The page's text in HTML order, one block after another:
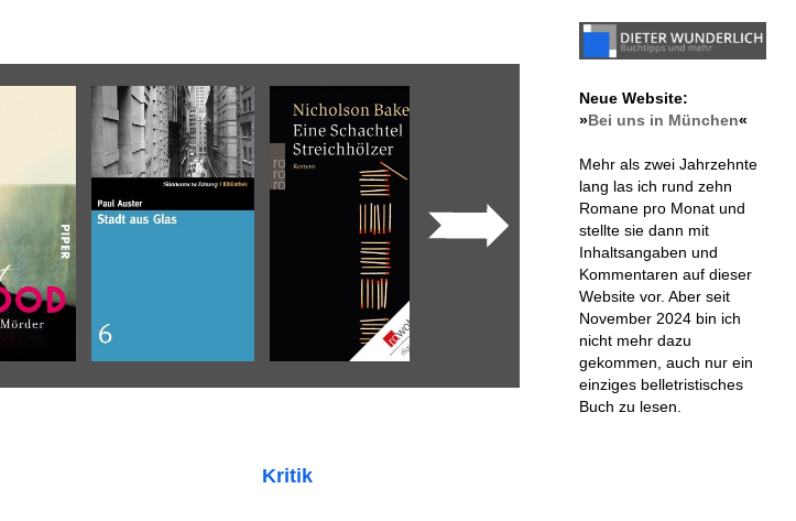
Kritik
Neue Website:
»Bei uns in München«
Mehr als zwei Jahrzehnte
lang las ich rund zehn
Romane pro Monat und
stellte sie dann mit
Inhaltsangaben und
Kommentaren auf dieser
Website vor. Aber seit
November 2024 bin ich
nicht mehr dazu
gekommen, auch nur ein
einziges belletristisches
Buch zu lesen.